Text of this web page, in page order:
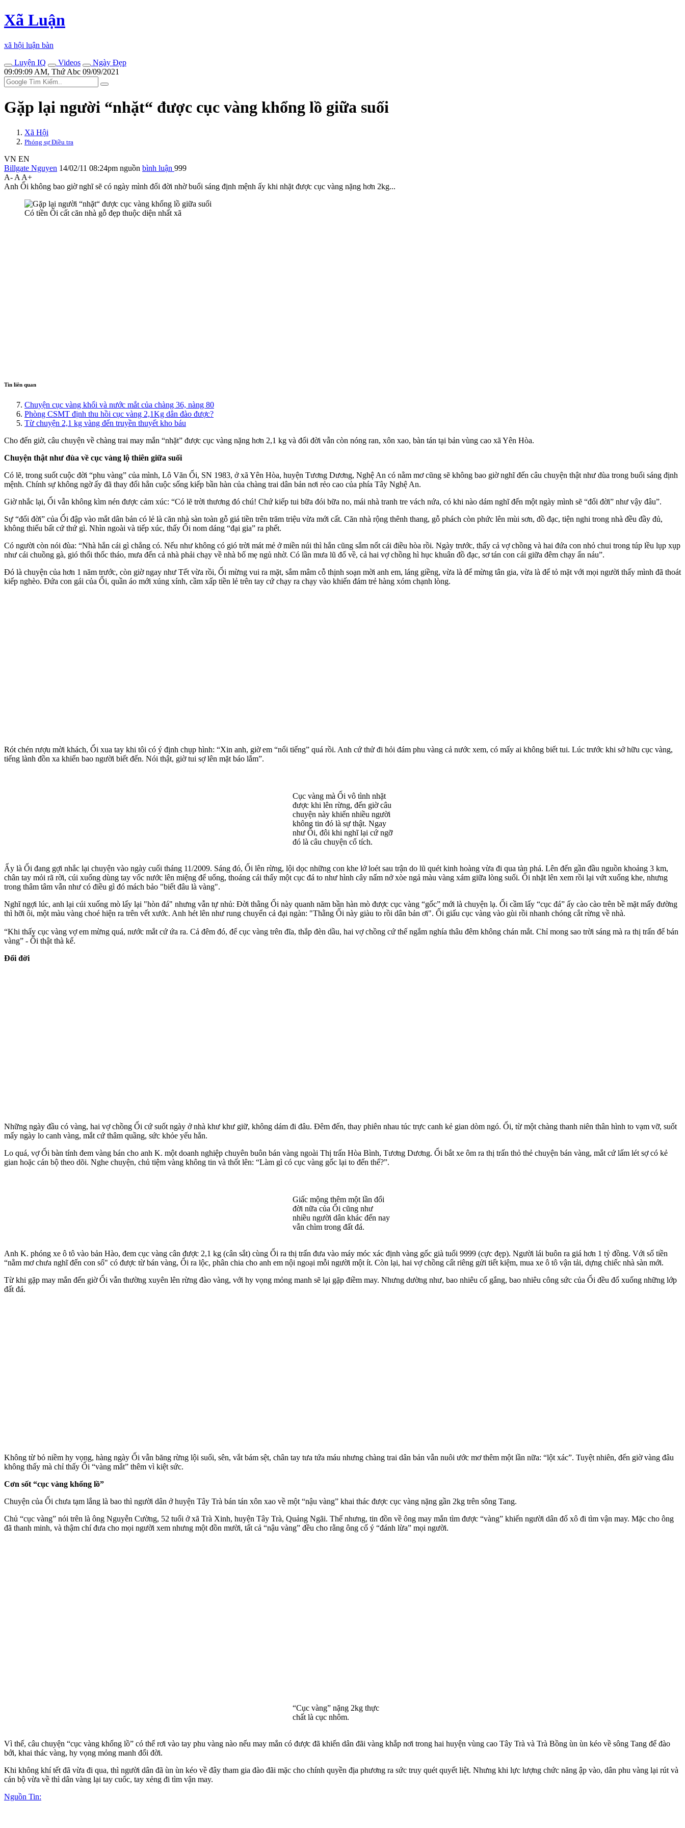
Xã Luận
xã hội luận bàn
Luyện IQ
Videos
Ngày Đẹp
09:09:09 AM, Thứ Abc 09/09/2021
Gặp lại người “nhặt“ được cục vàng khổng lồ giữa suối
Xã Hội
Phóng sự Điều tra
VN EN
Billgate Nguyen 14/02/11 08:24pm nguồn bình luận 999
A- A A+
Anh Ối không bao giờ nghĩ sẽ có ngày mình đổi đời nhờ buổi sáng định mệnh ấy khi nhặt được cục vàng nặng hơn 2kg...
Có tiền Ối cất căn nhà gỗ đẹp thuộc diện nhất xã
Tin liên quan
Chuyện cục vàng khối và nước mắt của chàng 36, nàng 80
Phòng CSMT định thu hồi cục vàng 2,1Kg dân đào được?
Từ chuyện 2,1 kg vàng đến truyền thuyết kho báu
Cho đến giờ, câu chuyện về chàng trai may mắn “nhặt” được cục vàng nặng hơn 2,1 kg và đổi đời vẫn còn nóng ran, xôn xao, bàn tán tại bản vùng cao xã Yên Hòa.
Chuyện thật như đùa về cục vàng lộ thiên giữa suối
Có lẽ, trong suốt cuộc đời “phu vàng” của mình, Lô Văn Ối, SN 1983, ở xã Yên Hòa, huyện Tương Dương, Nghệ An có nằm mơ cũng sẽ không bao giờ nghĩ đến câu chuyện thật như đùa trong buổi sáng định
mệnh. Chính sự không ngờ ấy đã thay đổi hẳn cuộc sống kiếp bần hàn của chàng trai dân bản nơi rẻo cao của phía Tây Nghệ An.
Giờ nhắc lại, Ối vẫn không kìm nén được cảm xúc: “Có lẽ trời thương đó chú! Chứ kiếp tui bữa đói bữa no, mái nhà tranh tre vách nứa, có khi nào dám nghĩ đến một ngày mình sẽ “đổi đời” như vậy đâu”.
Sự “đổi đời” của Ối đập vào mắt dân bản có lẻ là căn nhà sàn toàn gỗ giá tiền trên trăm triệu vừa mới cất. Căn nhà rộng thênh thang, gỗ phách còn phức lên mùi sơn, đồ đạc, tiện nghi trong nhà đều đầy đủ,
không thiếu bất cứ thứ gì. Nhìn ngoài và tiếp xúc, thấy Ối nom dáng “đại gia” ra phết.
Có người còn nói đùa: “Nhà hắn cái gì chẳng có. Nếu như không có gió trời mát mẻ ở miền núi thì hắn cũng sắm nốt cái điều hòa rồi. Ngày trước, thấy cả vợ chồng và hai đứa con nhỏ chui trong túp lều lụp xụp
như cái chuồng gà, gió thổi thốc tháo, mưa đến cả nhà phải chạy về nhà bố mẹ ngủ nhờ. Có lần mưa lũ đổ về, cả hai vợ chồng hì hục khuân đồ đạc, sơ tán con cái giữa đêm chạy ẩn náu”.
Đó là chuyện của hơn 1 năm trước, còn giờ ngay như Tết vừa rồi, Ối mừng vui ra mặt, sắm mâm cỗ thịnh soạn mời anh em, láng giềng, vừa là để mừng tân gia, vừa là để tỏ mặt với mọi người thấy mình đã thoát
kiếp nghèo. Đứa con gái của Ối, quần áo mới xúng xính, cầm xấp tiền lẻ trên tay cứ chạy ra chạy vào khiến đám trẻ hàng xóm chạnh lòng.
Rót chén rượu mời khách, Ối xua tay khi tôi có ý định chụp hình: “Xin anh, giờ em “nổi tiếng” quá rồi. Anh cứ thử đi hỏi đám phu vàng cả nước xem, có mấy ai không biết tui. Lúc trước khi sở hữu cục vàng,
tiếng lành đồn xa khiến bao người biết đến. Nói thật, giờ tui sợ lên mặt báo lắm”.
Cục vàng mà Ối vô tình nhặt
được khi lên rừng, đến giờ câu
chuyện này khiến nhiều người
không tin đó là sự thật. Ngay
như Ối, đôi khi nghĩ lại cứ ngỡ
đó là câu chuyện cổ tích.
Ấy là Ối đang gợi nhắc lại chuyện vào ngày cuối tháng 11/2009. Sáng đó, Ối lên rừng, lội dọc những con khe lở loét sau trận do lũ quét kinh hoàng vừa đi qua tàn phá. Lên đến gần đầu nguồn khoảng 3 km,
chân tay mỏi rã rời, cúi xuống dùng tay vốc nước lên miệng để uống, thoáng cái thấy một cục đá to như hình cây nấm nở xòe ngả màu vàng xám giữa lòng suối. Ối nhặt lên xem rồi lại vứt xuống khe, nhưng
trong thâm tâm vẫn như có điều gì đó mách bảo "biết đâu là vàng".
Nghĩ ngợi lúc, anh lại cúi xuống mò lấy lại "hòn đá" nhưng vẫn tự nhủ: Đời thằng Ối này quanh năm bần hàn mò được cục vàng “gốc” mới là chuyện lạ. Ối cầm lấy “cục đá” ấy cào cào trên bề mặt mấy đường
thì hỡi ôi, một màu vàng choé hiện ra trên vết xước. Anh hét lên như rung chuyển cả đại ngàn: "Thằng Ối này giàu to rồi dân bản ơi". Ối giấu cục vàng vào gùi rồi nhanh chóng cắt rừng về nhà.
“Khi thấy cục vàng vợ em mừng quá, nước mắt cứ ứa ra. Cả đêm đó, để cục vàng trên đĩa, thắp đèn dầu, hai vợ chồng cứ thế ngắm nghía thâu đêm không chán mắt. Chỉ mong sao trời sáng mà ra thị trấn để bán
vàng” - Ối thật thà kể.
Đổi đời
Những ngày đầu có vàng, hai vợ chồng Ối cứ suốt ngày ở nhà khư khư giữ, không dám đi đâu. Đêm đến, thay phiên nhau túc trực canh kẻ gian dòm ngó. Ối, từ một chàng thanh niên thâ‌n hìn‌h to vạm vỡ, suốt
mấy ngày lo canh vàng, mắt cứ thâm quầng, sức khỏe yếu hẳn.
Lo quá, vợ Ối bàn tính đem vàng bán cho anh K. một doanh nghiệp chuyên buôn bán vàng ngoài Thị trấn Hòa Bình, Tương Dương. Ối bắt xe ôm ra thị trấn thỏ thẻ chuyện bán vàng, mắt cứ lấm lét sợ có kẻ
gian hoặc cán bộ theo dõi. Nghe chuyện, chủ tiệm vàng không tin và thốt lên: “Làm gì có cục vàng gốc lại to đến thế?”.
Giấc mộng thêm một lần đổi
đời nữa của Ối cũng như
nhiều người dân khác đến nay
vẫn chìm trong đất đá.
Anh K. phóng xe ô tô vào bản Hào, đem cục vàng cân được 2,1 kg (cân sắt) cùng Ối ra thị trấn đưa vào máy móc xác định vàng gốc già tuổi 9999 (cực đẹp). Người lái buôn ra giá hơn 1 tỷ đồng. Với số tiền
“nằm mơ chưa nghĩ đến con số" có được từ bán vàng, Ối ra lộc, phân chia cho anh em nội ngoại mỗi người một ít. Còn lại, hai vợ chồng cất riêng gửi tiết kiệm, mua xe ô tô vận tải, dựng chiếc nhà sàn mới.
Từ khi gặp may mắn đến giờ Ối vẫn thường xuyên lên rừng đào vàng, với hy vọng mỏng manh sẽ lại gặp điềm may. Nhưng dường như, bao nhiêu cố gắng, bao nhiêu công sức của Ối đều đổ xuống những lớp
đất đá.
Không từ bỏ niềm hy vọng, hàng ngày Ối vẫn băng rừng lội suối, sên, vắt bám sệt, chân tay tưa tứa máu nhưng chàng trai dân bản vẫn nuôi ước mơ thêm một lần nữa: “lột xác”. Tuyệt nhiên, đến giờ vàng đâu
không thấy mà chỉ thấy Ối “vàng mắt” thêm vì kiệt sức.
Cơn sốt “cục vàng khổng lồ”
Chuyện của Ối chưa tạm lắng là bao thì người dân ở huyện Tây Trà bán tán xôn xao về một “nậu vàng” khai thác được cục vàng nặng gần 2kg trên sông Tang.
Chủ “cục vàng” nói trên là ông Nguyễn Cường, 52 tuổi ở xã Trà Xinh, huyện Tây Trà, Quảng Ngãi. Thế nhưng, tin đồn về ông may mắn tìm được “vàng” khiến người dân đổ xô đi tìm vận may. Mặc cho ông
đã thanh minh, và thậm chí đưa cho mọi người xem nhưng một đồn mười, tất cả “nậu vàng” đều cho rằng ông cố ý “đánh lừa” mọi người.
“Cục vàng” nặng 2kg thực
chất là cục nhôm.
Vì thế, câu chuyện “cục vàng khổng lồ” có thể rơi vào tay phu vàng nào nếu may mắn có được đã khiến dân đãi vàng khắp nơi trong hai huyện vùng cao Tây Trà và Trà Bồng ùn ùn kéo về sông Tang để đào
bới, khai thác vàng, hy vọng mỏng manh đổi đời.
Khi không khí tết đã vừa đi qua, thì người dân đã ùn ùn kéo về đây tham gia đào đãi mặc cho chính quyền địa phương ra sức truy quét quyết liệt. Nhưng khi lực lượng chức năng ập vào, dân phu vàng lại rút và
cán bộ vừa về thì dân vàng lại tay cuốc, tay xẻng đi tìm vận may.
Nguồn Tin: